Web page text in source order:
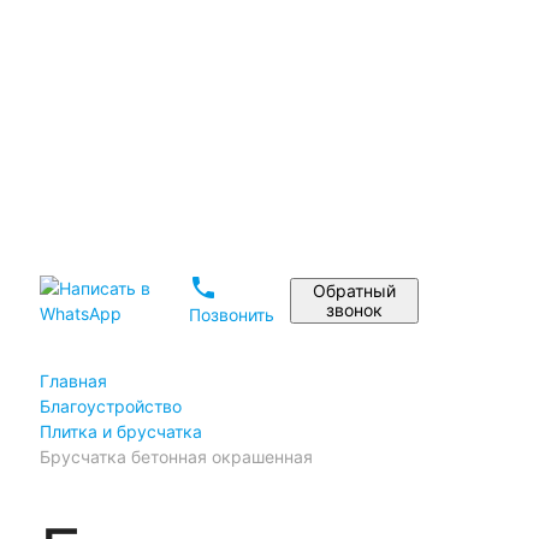
phone
Позвонить
Обратный
звонок
Главная
Благоустройство
Плитка и брусчатка
Брусчатка бетонная окрашенная